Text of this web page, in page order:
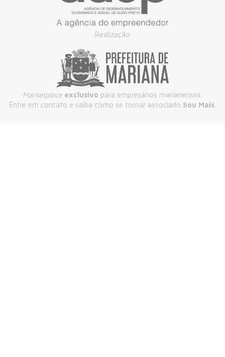
Realização
Marketplace exclusivo para empresários marianenses.
Entre em contato e saiba como se tornar associado Sou Mais